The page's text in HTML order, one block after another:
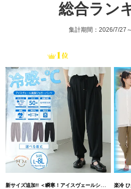
総合ラン
集計期間：2026/7/27
新サイズ追加!! ＜瞬寒！アイスヴェールシリーズ＞ 美脚 ジョガーパンツ 【ウェストゴム】 【ストレッチ】 | 大きいサイズの通販ならハッピーマリリン 楽冷 ひんやり 接触冷感